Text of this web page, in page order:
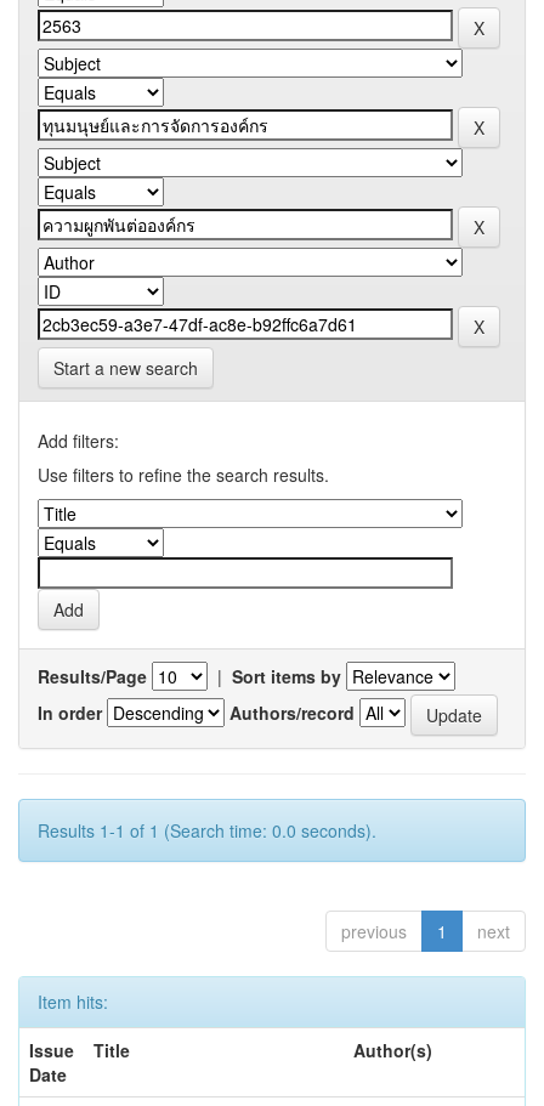
Start a new search
Add filters:
Use filters to refine the search results.
Results/Page | Sort items by
In order
Authors/record
Results 1-1 of 1 (Search time: 0.0 seconds).
previous 1 next
Item hits:
Issue
Date
Title Author(s)